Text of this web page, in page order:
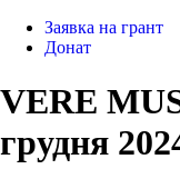
Заявка на грант
Донат
VERE
грудня